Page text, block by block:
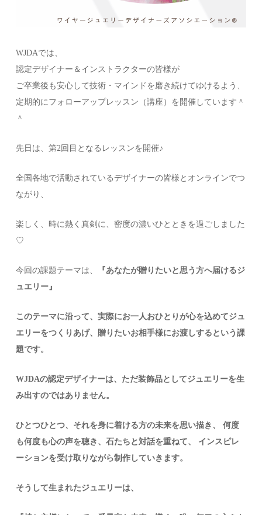
WJDAでは、
認定デザイナー＆インストラクターの皆様が
ご卒業後も安心して技術・マインドを磨き続けてゆけるよう、
定期的にフォローアップレッスン（講座）を開催しています＾
＾
先日は、第2回目となるレッスンを開催♪
全国各地で活動されているデザイナーの皆様とオンラインでつ
ながり、
楽しく、時に熱く真剣に、密度の濃いひとときを過ごしました
♡
今回の課題テーマは、
『あなたが贈りたいと思う方へ届けるジ
ュエリー』
このテーマに沿って、実際にお一人おひとりが心を込めてジュ
エリーをつくりあげ、贈りたいお相手様にお渡しするという課
題です。
WJDAの認定デザイナーは、ただ装飾品としてジュエリーを生
み出すのではありません。
ひとつひとつ、それを身に着ける方の未来を思い描き、 何度
も何度も心の声を聴き、石たちと対話を重ねて、 インスピレ
ーションを受け取りながら制作していきます。
そうして生まれたジュエリーは、